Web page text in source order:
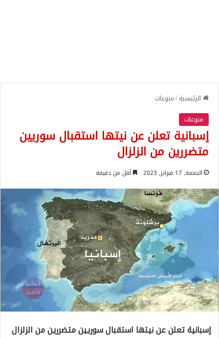
الرئيسية/منوعات
منوعات
إسبانية تعلن عن نيتها استقبال سوريين
متضررين من الزلزال
الجمعة, 17 فبراير, 2023 أقل من دقيقة
إسبانية تعلن عن نيتها استقبال سوريين متضررين من الزلزال